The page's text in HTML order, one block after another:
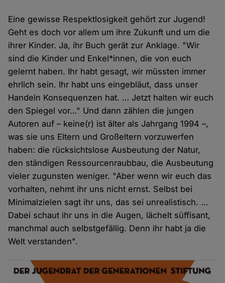
Eine gewisse Respektlosigkeit gehört zur Jugend!
Geht es doch vor allem um ihre Zukunft und um die
ihrer Kinder. Ja, ihr Buch gerät zur Anklage. "Wir
sind die Kinder und Enkel*innen, die von euch
gelernt haben. Ihr habt gesagt, wir müssten immer
ehrlich sein. Ihr habt uns eingebläut, dass unser
Handeln Konsequenzen hat. … Jetzt halten wir euch
den Spiegel vor…" Und dann zählen die jungen
Autoren auf – keine(r) ist älter als Jahrgang 1994 –,
was sie uns Eltern und Großeltern vorzuwerfen
haben: die rücksichtslose Ausbeutung der Natur,
den ständigen Ressourcenraubbau, die Ausbeutung
vieler zugunsten weniger. "Aber wenn wir euch das
vorhalten, nehmt ihr uns nicht ernst. Selbst bei
Minimalzielen sagt ihr uns, das sei unrealistisch. …
Dabei schaut ihr uns in die Augen, lächelt süffisant,
manchmal auch selbstgefällig. Denn ihr habt ja die
Welt verstanden".